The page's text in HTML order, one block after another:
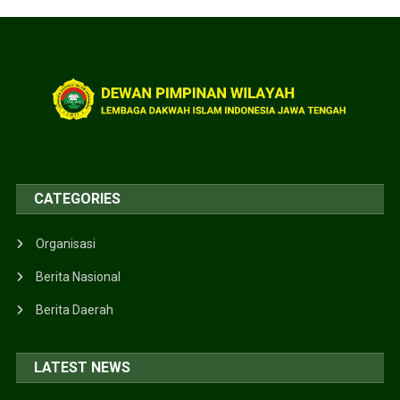
CATEGORIES
Organisasi
Berita Nasional
Berita Daerah
LATEST NEWS